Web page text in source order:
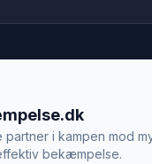
partner i kampen mod
bekæmpelse.